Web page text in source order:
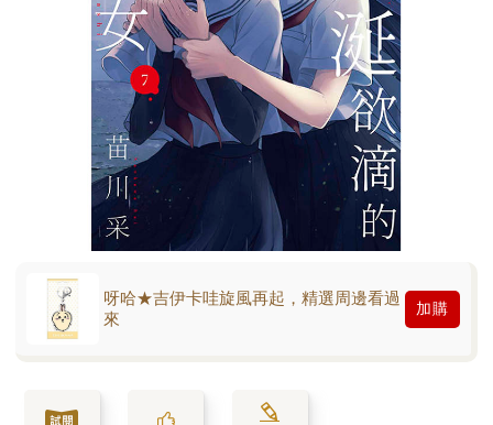
呀哈★吉伊卡哇旋風再起，精選周邊看過
來
加購